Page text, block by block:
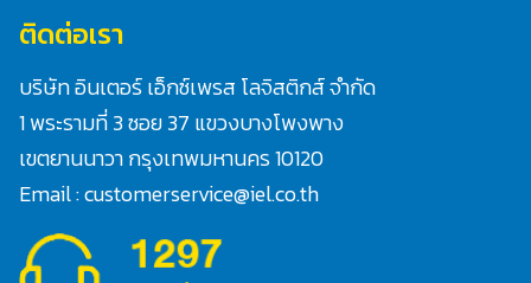
ติดต่อเรา
บริษัท อินเตอร์ เอ็กซ์เพรส โลจิสติกส์ จำกัด
1 พระรามที่ 3 ซอย 37 แขวงบางโพงพาง
เขตยานนาวา กรุงเทพมหานคร 10120
Email : customerservice@iel.co.th